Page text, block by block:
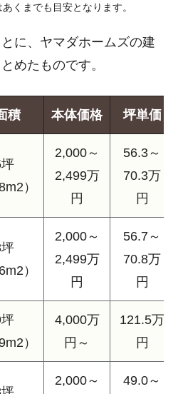
くまでも目安となります。
に、ヤマダホームズの建
めたものです。
積 本体価格 坪単価
）
2,000～
2,499万
円
56.3～
70.3万
円
）
2,000～
2,499万
円
56.7～
70.8万
円
）
4,000万
円～
121.5万
円
2,000～
49.0～